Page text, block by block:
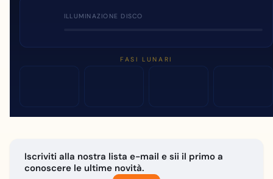
ILLUMINAZIONE DISCO
FASI LUNARI
Iscriviti alla nostra lista e-mail e sii il primo a
conoscere le ultime novità.